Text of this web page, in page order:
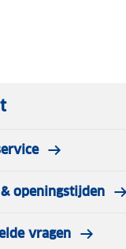
eerste kunt
om met je
openingstijden
vragen